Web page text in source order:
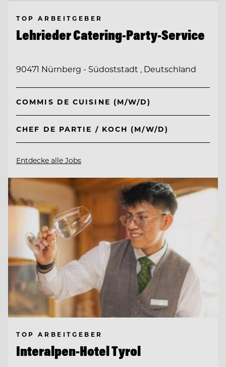
TOP ARBEITGEBER
Lehrieder Catering-Party-Service
90471 Nürnberg - Südoststadt , Deutschland
COMMIS DE CUISINE (M/W/D)
CHEF DE PARTIE / KOCH (M/W/D)
Entdecke alle Jobs
TOP ARBEITGEBER
Interalpen-Hotel Tyrol